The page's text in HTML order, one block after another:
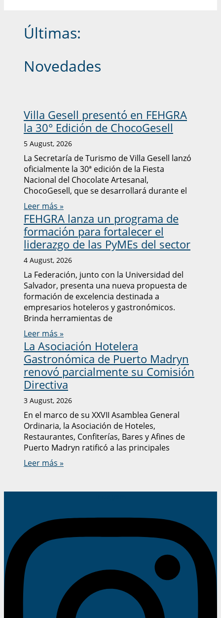
Últimas:
Novedades
Villa Gesell presentó en FEHGRA
la 30° Edición de ChocoGesell
5 August, 2026
La Secretaría de Turismo de Villa Gesell lanzó
oficialmente la 30ª edición de la Fiesta
Nacional del Chocolate Artesanal,
ChocoGesell, que se desarrollará durante el
Leer más »
FEHGRA lanza un programa de
formación para fortalecer el
liderazgo de las PyMEs del sector
4 August, 2026
La Federación, junto con la Universidad del
Salvador, presenta una nueva propuesta de
formación de excelencia destinada a
empresarios hoteleros y gastronómicos.
Brinda herramientas de
Leer más »
La Asociación Hotelera
Gastronómica de Puerto Madryn
renovó parcialmente su Comisión
Directiva
3 August, 2026
En el marco de su XXVII Asamblea General
Ordinaria, la Asociación de Hoteles,
Restaurantes, Confiterías, Bares y Afines de
Puerto Madryn ratificó a las principales
Leer más »